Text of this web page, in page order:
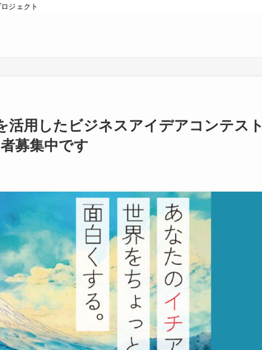
ジェクト
活用したビジネスアイデアコンテスト
募集中です